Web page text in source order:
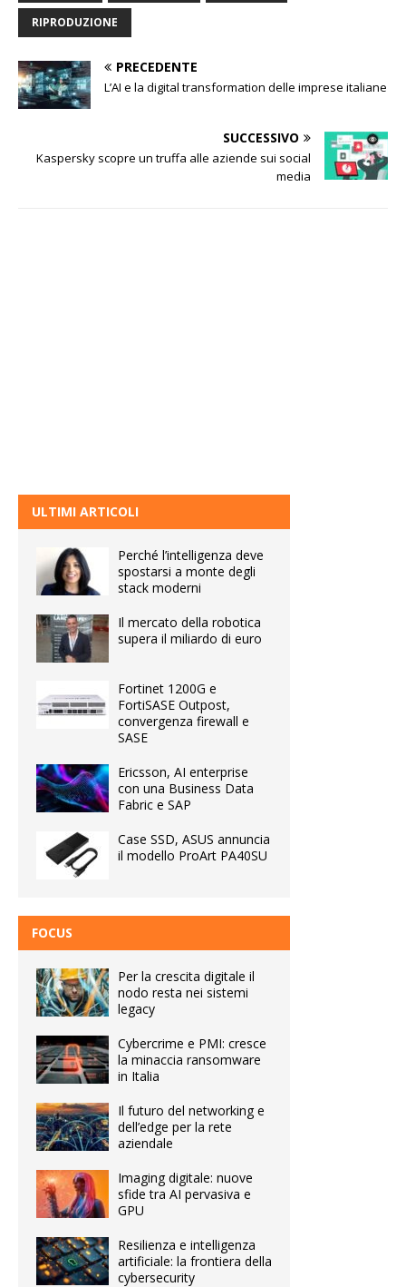
RIPRODUZIONE
PRECEDENTE
L’AI e la digital transformation delle imprese italiane
SUCCESSIVO
Kaspersky scopre un truffa alle aziende sui social
media
ULTIMI ARTICOLI
Perché l’intelligenza deve
spostarsi a monte degli
stack moderni
Il mercato della robotica
supera il miliardo di euro
Fortinet 1200G e
FortiSASE Outpost,
convergenza firewall e
SASE
Ericsson, AI enterprise
con una Business Data
Fabric e SAP
Case SSD, ASUS annuncia
il modello ProArt PA40SU
FOCUS
Per la crescita digitale il
nodo resta nei sistemi
legacy
Cybercrime e PMI: cresce
la minaccia ransomware
in Italia
Il futuro del networking e
dell’edge per la rete
aziendale
Imaging digitale: nuove
sfide tra AI pervasiva e
GPU
Resilienza e intelligenza
artificiale: la frontiera della
cybersecurity